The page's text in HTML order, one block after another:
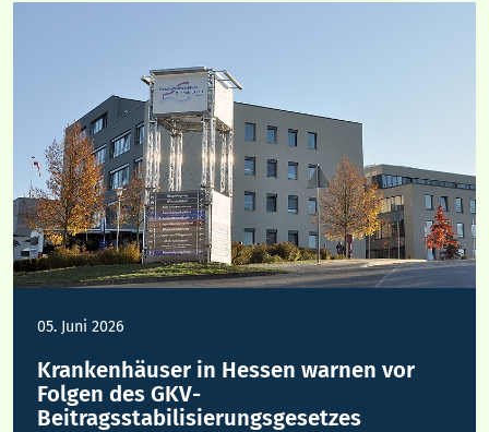
05. Juni 2026
Krankenhäuser in Hessen warnen vor
Folgen des GKV-
Beitragsstabilisierungsgesetzes